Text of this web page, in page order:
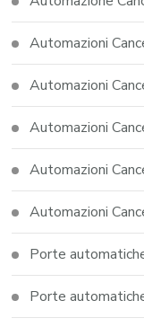
Automazioni
Automazioni
Automazioni
Automazioni
Automazioni
Porte
Porte